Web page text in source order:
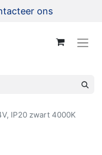
ons
IP20 zwart 4000K